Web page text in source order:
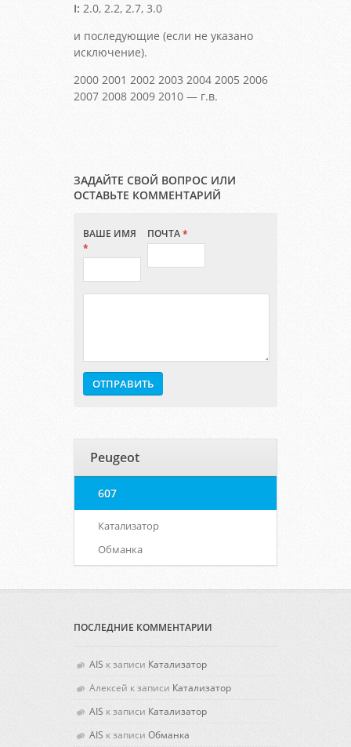
I: 2.0, 2.2, 2.7, 3.0
и последующие (если не указано
исключение).
2000 2001 2002 2003 2004 2005 2006
2007 2008 2009 2010 — г.в.
ЗАДАЙТЕ СВОЙ ВОПРОС ИЛИ
ОСТАВЬТЕ КОММЕНТАРИЙ
ВАШЕ ИМЯ
*
ПОЧТА*
Peugeot
607
Катализатор
Обманка
ПОСЛЕДНИЕ КОММЕНТАРИИ
AIS к записи Катализатор
Алексей к записи Катализатор
AIS к записи Катализатор
AIS к записи Обманка